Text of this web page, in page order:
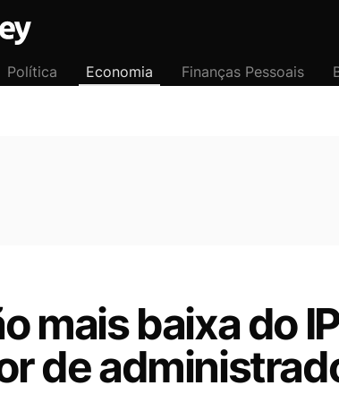
Política Economia Finanças Pessoais
mais baixa do
de